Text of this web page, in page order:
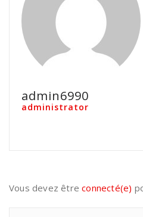
admin6990
administrator
Vous devez êtreconnecté(e)